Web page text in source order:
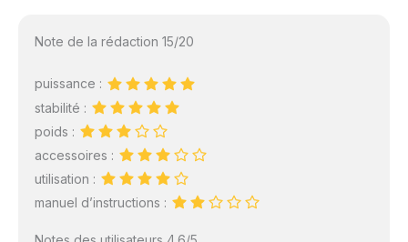
Note de la rédaction 15/20
puissance :
stabilité :
poids :
accessoires :
utilisation :
manuel d’instructions :